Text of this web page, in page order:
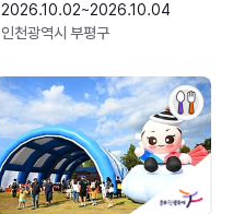
2026.10.02~2026.10.04
인천광역시 부평구